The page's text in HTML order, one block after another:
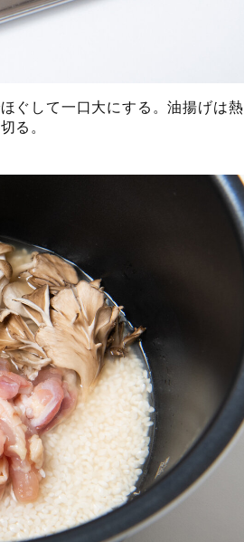
ぐして一口大にする。油揚げは熱
る。